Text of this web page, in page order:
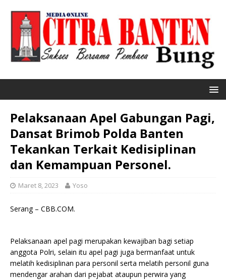
Pelaksanaan Apel Gabungan Pagi,
Dansat Brimob Polda Banten
Tekankan Terkait Kedisiplinan
dan Kemampuan Personel.
Maret 8, 2023 Yoso
Serang – CBB.COM.
Pelaksanaan apel pagi merupakan kewajiban bagi setiap
anggota Polri, selain itu apel pagi juga bermanfaat untuk
melatih kedisiplinan para personil serta melatih personil guna
mendengar arahan dari pejabat ataupun perwira yang